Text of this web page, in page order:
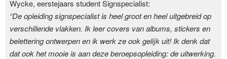
Wycke, eerstejaars student Signspecialist:
“De opleiding signspecialist is heel groot en heel uitgebreid op
verschillende vlakken. Ik leer covers van albums, stickers en
belettering ontwerpen en ik werk ze ook gelijk uit! Ik denk dat
dat ook het mooie is aan deze beroepsopleiding: de uitwerking.